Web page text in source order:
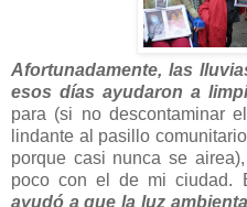
Afortunadamente, las
esos días ayudaron a
para (si no descontaminar
lindante al pasillo
porque casi nunca se
poco con el de mi ciudad.
ayudó a que la luz